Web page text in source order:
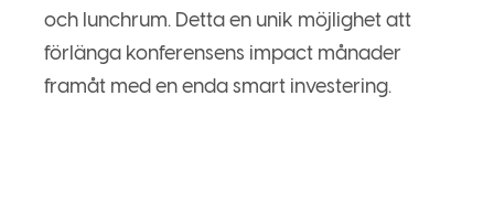
och lunchrum. Detta en unik möjlighet att
förlänga konferensens impact månader
framåt med en enda smart investering.